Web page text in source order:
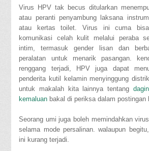
Virus HPV tak becus ditularkan
atau peranti penyambung laksana
atau kertas toilet. Virus ini cuma bisa
komunikasi celah kulit melalui peraba
intim, termasuk gender lisan dan
peralatan untuk menarik pasangan.
renggang terjadi, HPV juga dapat
penderita kutil kelamin menyinggung
untuk makalah kita lainnya tentang
kemaluan bakal di periksa dalam postingan
Seorang umi juga boleh memindahkan
selama mode persalinan. walaupun
ini kurang terjadi.